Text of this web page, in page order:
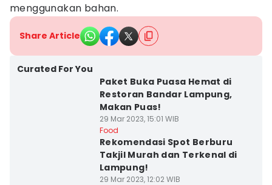
menggunakan bahan.
Share Article
Curated For You
Paket Buka Puasa Hemat di
Restoran Bandar Lampung,
Makan Puas!
29 Mar 2023, 15:01 WIB
Food
Rekomendasi Spot Berburu
Takjil Murah dan Terkenal di
Lampung!
29 Mar 2023, 12:02 WIB